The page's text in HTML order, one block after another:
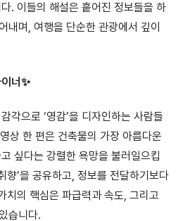
. 이들의 해설은 흩어진 정보들을 하
내며, 여행을 단순한 관광에서 깊이
너✨
각으로 ‘영감’을 디자인하는 사람들
상 한 편은 건축물의 가장 아름다운
싶다는 강렬한 욕망을 불러일으킵
향’을 공유하고, 정보를 전달하기보다
치의 핵심은 파급력과 속도, 그리고
습니다.